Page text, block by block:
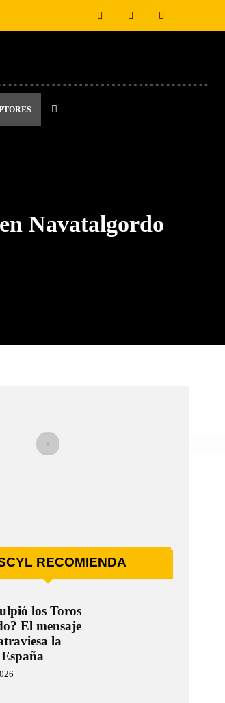
Navatalgordo
RECOMIENDA
los Toros
El mensaje
la